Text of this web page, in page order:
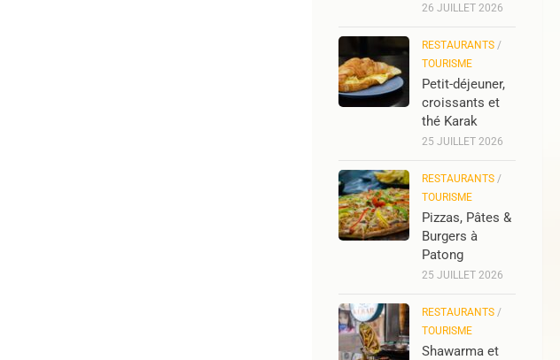
26 JUILLET 2026
RESTAURANTS /
TOURISME
Petit-déjeuner,
croissants et
thé Karak
25 JUILLET 2026
RESTAURANTS /
TOURISME
Pizzas, Pâtes &
Burgers à
Patong
25 JUILLET 2026
RESTAURANTS /
TOURISME
Shawarma et